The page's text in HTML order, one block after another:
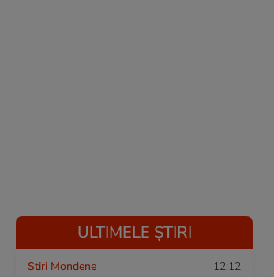
ULTIMELE ȘTIRI
Stiri Mondene 12:12